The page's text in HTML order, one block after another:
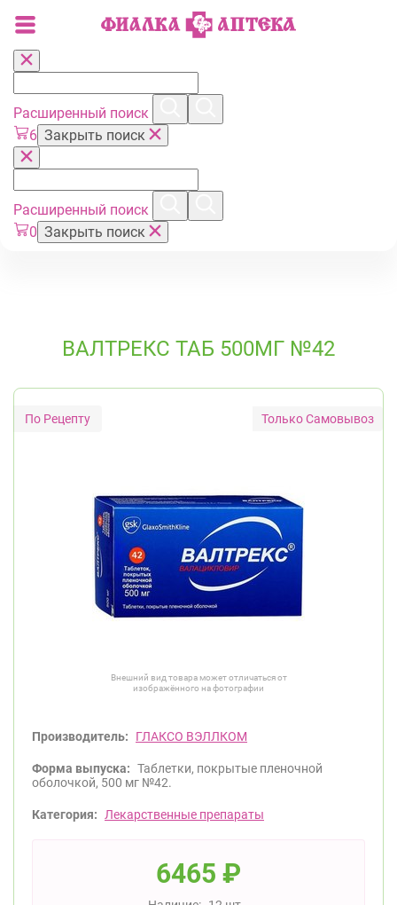
Расширенный поиск
6 Закрыть поиск
Расширенный поиск
0 Закрыть поиск
ВАЛТРЕКС ТАБ 500МГ №42
Только Самовывоз
Внешний вид товара может отличаться от
изображённого на фотографии
Производитель: ГЛАКСО ВЭЛЛКОМ
Форма выпуска: Таблетки, покрытые пленочной
оболочкой, 500 мг №42.
Категория: Лекарственные препараты
6465 ₽